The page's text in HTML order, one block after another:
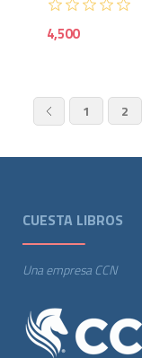
4,500
1 2
CUESTA LIBROS
Una empresa CCN